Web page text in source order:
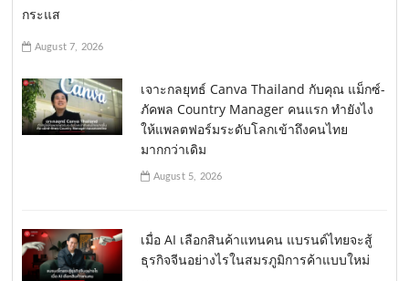
กระแส
August 7, 2026
เจาะกลยุทธ์ Canva Thailand กับคุณ แม็กซ์-
ภัคพล Country Manager คนแรก ทำยังไง
ให้แพลตฟอร์มระดับโลกเข้าถึงคนไทย
มากกว่าเดิม
August 5, 2026
เมื่อ AI เลือกสินค้าแทนคน แบรนด์ไทยจะสู้
ธุรกิจจีนอย่างไรในสมรภูมิการค้าแบบใหม่